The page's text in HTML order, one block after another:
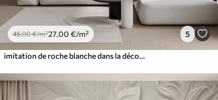
45.00€/m²27.00 €/m² 5
imitation de roche blanche dans la décoration intérieure